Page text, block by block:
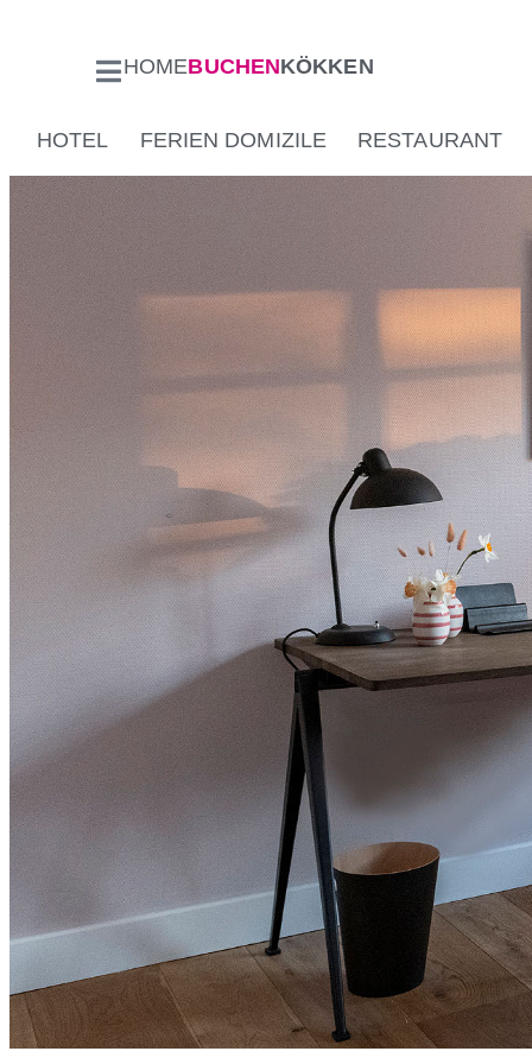
HOMEBUCHENKÖKKEN
HOTEL FERIEN DOMIZILE RESTAURANT